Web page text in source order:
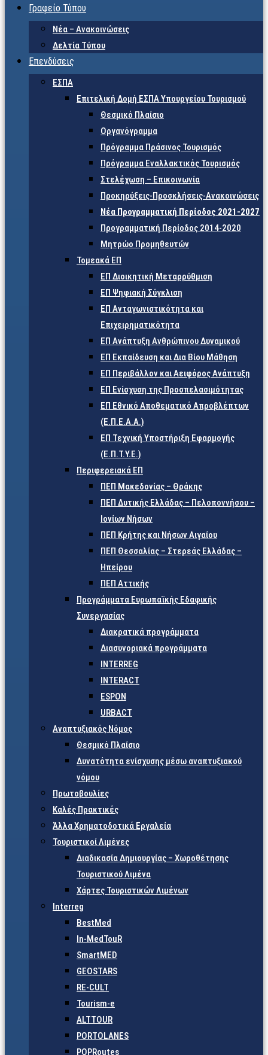
Γραφείο Τύπου
Νέα – Ανακοινώσεις
Δελτία Τύπου
Επενδύσεις
ΕΣΠΑ
Επιτελική Δομή ΕΣΠΑ Υπουργείου Τουρισμού
Θεσμικό Πλαίσιο
Οργανόγραμμα
Πρόγραμμα Πράσινος Τουρισμός
Πρόγραμμα Εναλλακτικός Τουρισμός
Στελέχωση – Επικοινωνία
Προκηρύξεις-Προσκλήσεις-Ανακοινώσεις
Νέα Προγραμματική Περίοδος 2021-2027
Προγραμματική Περίοδος 2014-2020
Μητρώο Προμηθευτών
Τομεακά ΕΠ
ΕΠ Διοικητική Μεταρρύθμιση
ΕΠ Ψηφιακή Σύγκλιση
ΕΠ Ανταγωνιστικότητα και
Επιχειρηματικότητα
ΕΠ Ανάπτυξη Ανθρώπινου Δυναμικού
ΕΠ Εκπαίδευση και Δια Βίου Μάθηση
ΕΠ Περιβάλλον και Αειφόρος Ανάπτυξη
ΕΠ Ενίσχυση της Προσπελασιμότητας
ΕΠ Εθνικό Αποθεματικό Απροβλέπτων
(Ε.Π.Ε.Α.Α.)
ΕΠ Τεχνική Υποστήριξη Εφαρμογής
(Ε.Π.Τ.Υ.Ε.)
Περιφερειακά ΕΠ
ΠΕΠ Μακεδονίας – Θράκης
ΠΕΠ Δυτικής Ελλάδας – Πελοποννήσου –
Ιονίων Νήσων
ΠΕΠ Κρήτης και Νήσων Αιγαίου
ΠΕΠ Θεσσαλίας – Στερεάς Ελλάδας –
Ηπείρου
ΠΕΠ Αττικής
Προγράμματα Ευρωπαϊκής Εδαφικής
Συνεργασίας
Διακρατικά προγράμματα
Διασυνοριακά προγράμματα
INTERREG
INTERACT
ESPON
URBACT
Αναπτυξιακός Νόμος
Θεσμικό Πλαίσιο
Δυνατότητα ενίσχυσης μέσω αναπτυξιακού
νόμου
Πρωτοβουλίες
Καλές Πρακτικές
Άλλα Χρηματοδοτικά Εργαλεία
Τουριστικοί Λιμένες
Διαδικασία Δημιουργίας – Χωροθέτησης
Τουριστικού Λιμένα
Χάρτες Τουριστικών Λιμένων
Interreg
BestMed
In-MedTouR
SmartMED
GEOSTARS
RE-CULT
Tourism-e
ALTTOUR
PORTOLANES
POPRoutes